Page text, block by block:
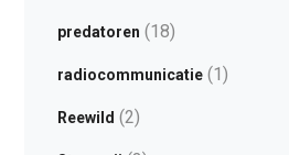
predatoren (18)
radiocommunicatie(1)
Reewild (2)